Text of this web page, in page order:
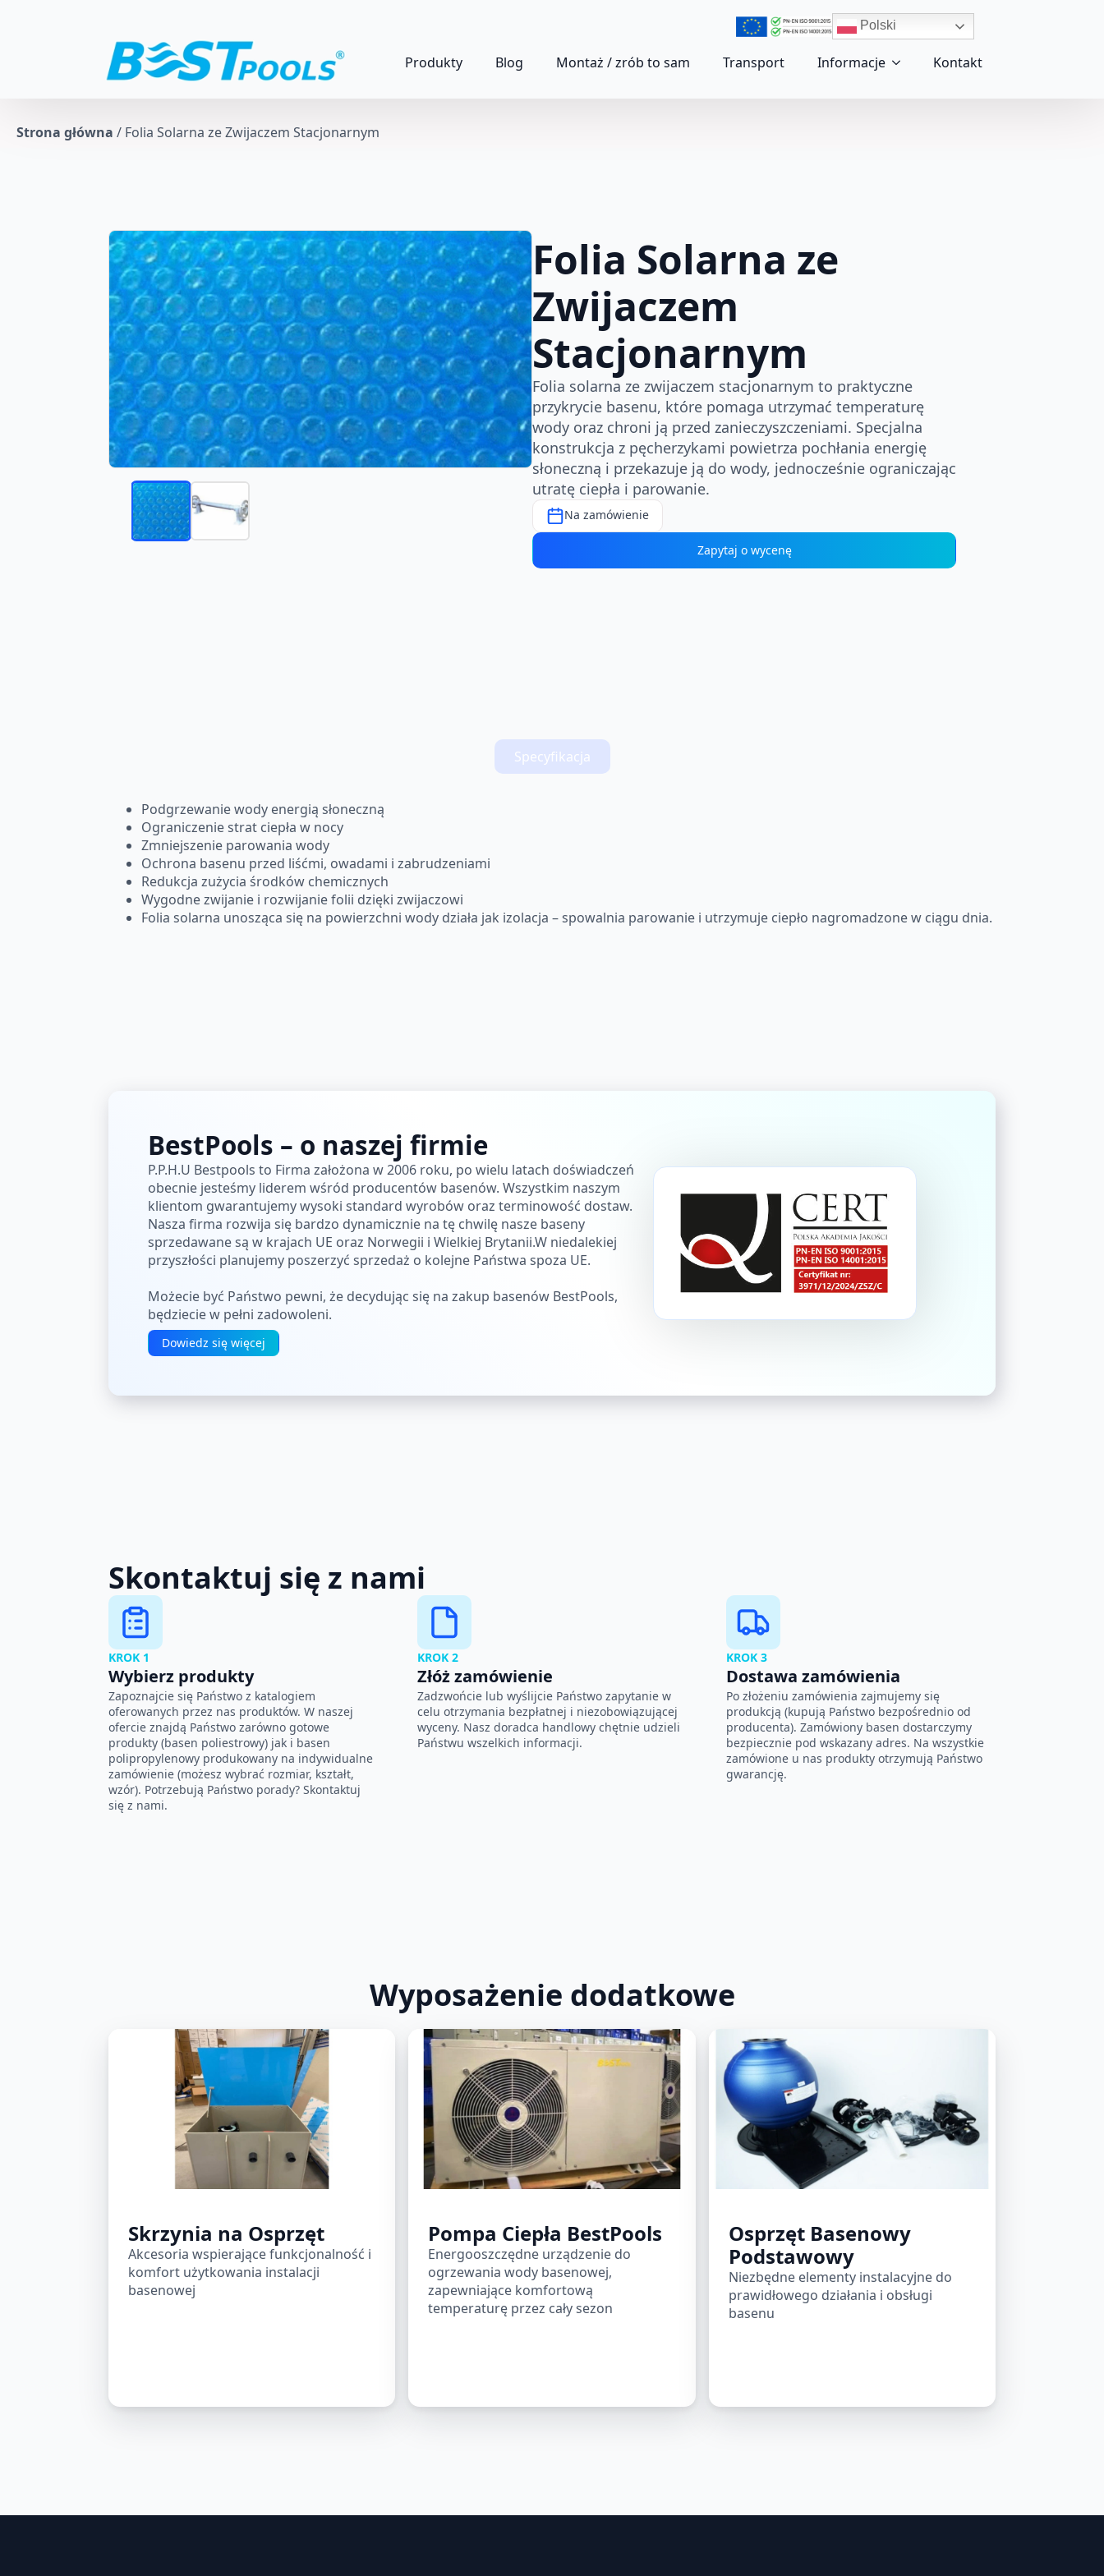
Polski
Produkty Blog Montaż / zrób to sam Transport Informacje Kontakt
Strona główna / Folia Solarna ze Zwijaczem Stacjonarnym
Folia Solarna ze
Zwijaczem
Stacjonarnym
Folia solarna ze zwijaczem stacjonarnym to praktyczne
przykrycie basenu, które pomaga utrzymać temperaturę
wody oraz chroni ją przed zanieczyszczeniami. Specjalna
konstrukcja z pęcherzykami powietrza pochłania energię
słoneczną i przekazuje ją do wody, jednocześnie ograniczając
utratę ciepła i parowanie.
Na zamówienie
Zapytaj o wycenę
Specyfikacja
Podgrzewanie wody energią słoneczną
Ograniczenie strat ciepła w nocy
Zmniejszenie parowania wody
Ochrona basenu przed liśćmi, owadami i zabrudzeniami
Redukcja zużycia środków chemicznych
Wygodne zwijanie i rozwijanie folii dzięki zwijaczowi
Folia solarna unosząca się na powierzchni wody działa jak izolacja – spowalnia parowanie i utrzymuje ciepło nagromadzone w ciągu dnia.
BestPools – o naszej firmie
P.P.H.U Bestpools to Firma założona w 2006 roku, po wielu latach doświadczeń
obecnie jesteśmy liderem wśród producentów basenów. Wszystkim naszym
klientom gwarantujemy wysoki standard wyrobów oraz terminowość dostaw.
Nasza firma rozwija się bardzo dynamicznie na tę chwilę nasze baseny
sprzedawane są w krajach UE oraz Norwegii i Wielkiej Brytanii.W niedalekiej
przyszłości planujemy poszerzyć sprzedaż o kolejne Państwa spoza UE.
Możecie być Państwo pewni, że decydując się na zakup basenów BestPools,
będziecie w pełni zadowoleni.
Dowiedz się więcej
Skontaktuj się z nami
KROK 1
Wybierz produkty
Zapoznajcie się Państwo z katalogiem
oferowanych przez nas produktów. W naszej
ofercie znajdą Państwo zarówno gotowe
produkty (basen poliestrowy) jak i basen
polipropylenowy produkowany na indywidualne
zamówienie (możesz wybrać rozmiar, kształt,
wzór). Potrzebują Państwo porady? Skontaktuj
się z nami.
KROK 2
Złóż zamówienie
Zadzwońcie lub wyślijcie Państwo zapytanie w
celu otrzymania bezpłatnej i niezobowiązującej
wyceny. Nasz doradca handlowy chętnie udzieli
Państwu wszelkich informacji.
KROK 3
Dostawa zamówienia
Po złożeniu zamówienia zajmujemy się
produkcją (kupują Państwo bezpośrednio od
producenta). Zamówiony basen dostarczymy
bezpiecznie pod wskazany adres. Na wszystkie
zamówione u nas produkty otrzymują Państwo
gwarancję.
Wyposażenie dodatkowe
Skrzynia na Osprzęt
Akcesoria wspierające funkcjonalność i
komfort użytkowania instalacji
basenowej
Pompa Ciepła BestPools
Energooszczędne urządzenie do
ogrzewania wody basenowej,
zapewniające komfortową
temperaturę przez cały sezon
Osprzęt Basenowy
Podstawowy
Niezbędne elementy instalacyjne do
prawidłowego działania i obsługi
basenu